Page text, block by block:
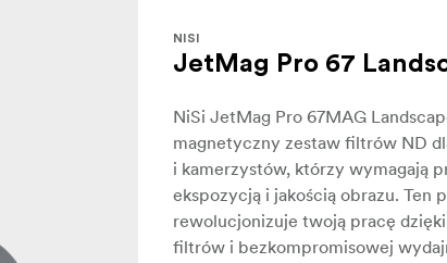
NISI
JetMag Pro 67
NiSi JetMag Pro 67MAG
magnetyczny zestaw filtrów ND
i kamerzystów, którzy wymagają
ekspozycją i jakością obrazu. Ten
rewolucjonizuje twoją pracę
filtrów i bezkompromisowej